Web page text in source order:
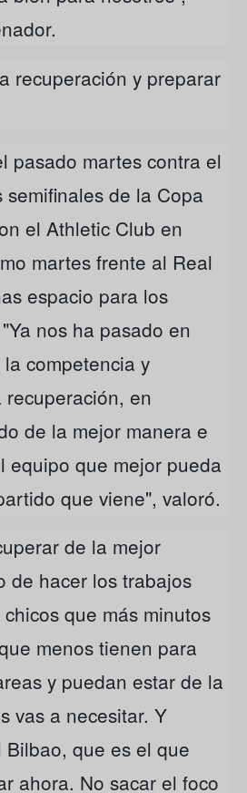
recuperación y preparar
pasado martes contra el
de la Copa
el Athletic Club en
martes frente al Real
espacio para los
nos ha pasado en
competencia y
en
de la mejor manera e
equipo que mejor pueda
que viene", valoró.
de la mejor
de hacer los trabajos
que más minutos
menos tienen para
y puedan estar de la
vas a necesitar. Y
que es el que
ahora. No sacar el foco